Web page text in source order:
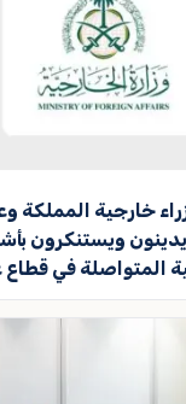
خارجية المملكة
يدينون ويستنكرون
المتواصلة في قطاع